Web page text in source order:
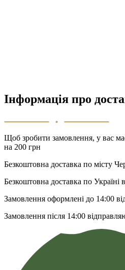
Інформація про
Щоб зробити замовлення, у вас
на 200 грн
Безкоштовна доставка по місту
Безкоштовна доставка по Україні
Замовлення оформлені до 14:00
Замовлення після 14:00